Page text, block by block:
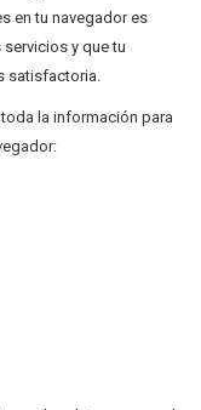
en tu navegador es
y que tu
satisfactoria.
la información para